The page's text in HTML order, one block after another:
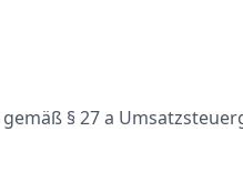
§ 27 a